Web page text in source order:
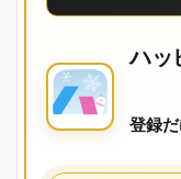
ハッ
登録